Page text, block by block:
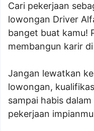
Cari pekerjaan
lowongan Driver
banget buat kamu!
membangun karir
Jangan lewatkan
lowongan,
sampai habis
pekerjaan